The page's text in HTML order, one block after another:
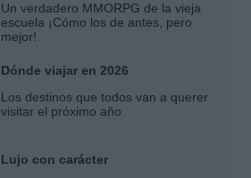
Un verdadero MMORPG de la vieja
escuela ¡Cómo los de antes, pero
mejor!
Dónde viajar en 2026
Los destinos que todos van a querer
visitar el próximo año
Lujo con carácter